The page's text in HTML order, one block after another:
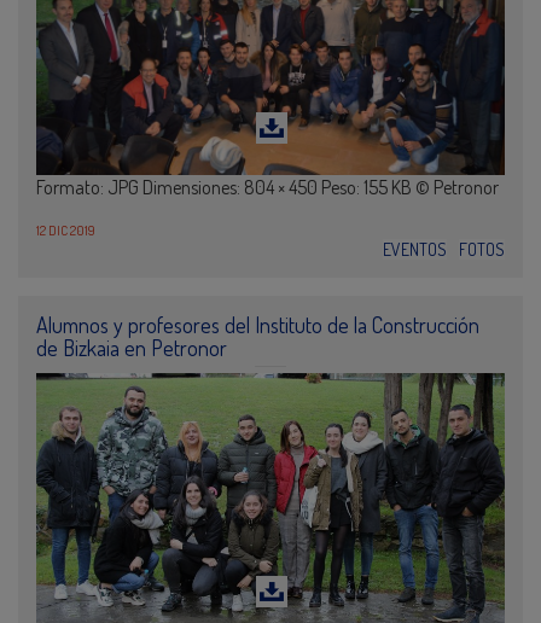
Formato: JPG Dimensiones: 804 × 450 Peso: 155 KB © Petronor
12 DIC 2019
EVENTOS FOTOS
Alumnos y profesores del Instituto de la Construcción
de Bizkaia en Petronor